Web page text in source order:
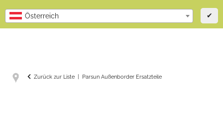
Österreich ✔
Zurück zur Liste Parsun Außenborder Ersatzteile